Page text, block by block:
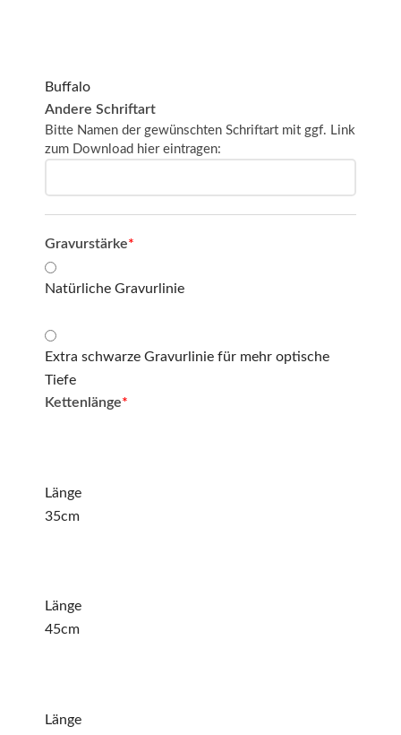
Buffalo
Andere Schriftart
Bitte Namen der gewünschten Schriftart mit ggf. Link
zum Download hier eintragen:
*
Gravurstärke
Natürliche Gravurlinie
Extra schwarze Gravurlinie für mehr optische
Tiefe
*
Kettenlänge
Länge
35cm
Länge
45cm
Länge